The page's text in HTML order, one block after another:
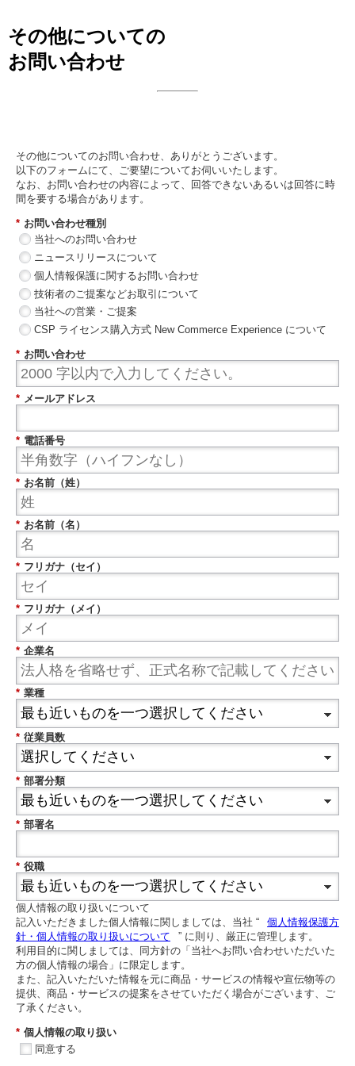
その他についての
お問い合わせ
その他についてのお問い合わせ、ありがとうございます。
以下のフォームにて、ご要望についてお伺いいたします。
なお、お問い合わせの内容によって、回答できないあるいは回答に時
間を要する場合があります。
* お問い合わせ種別
当社へのお問い合わせ
ニュースリリースについて
個人情報保護に関するお問い合わせ
技術者のご提案などお取引について
当社への営業・ご提案
CSP ライセンス購入方式 New Commerce Experience について
* お問い合わせ
* メールアドレス
* 電話番号
* お名前（姓）
* お名前（名）
* フリガナ（セイ）
* フリガナ（メイ）
* 企業名
* 業種
* 従業員数
* 部署分類
* 部署名
* 役職
個人情報の取り扱いについて
記入いただきました個人情報に関しましては、当社 “
個人情報保護方
針・個人情報の取り扱いについて
” に則り、厳正に管理します。
利用目的に関しましては、同方針の「当社へお問い合わせいただいた
方の個人情報の場合」に限定します。
また、記入いただいた情報を元に商品・サービスの情報や宣伝物等の
提供、商品・サービスの提案をさせていただく場合がございます、ご
了承ください。
* 個人情報の取り扱い
同意する